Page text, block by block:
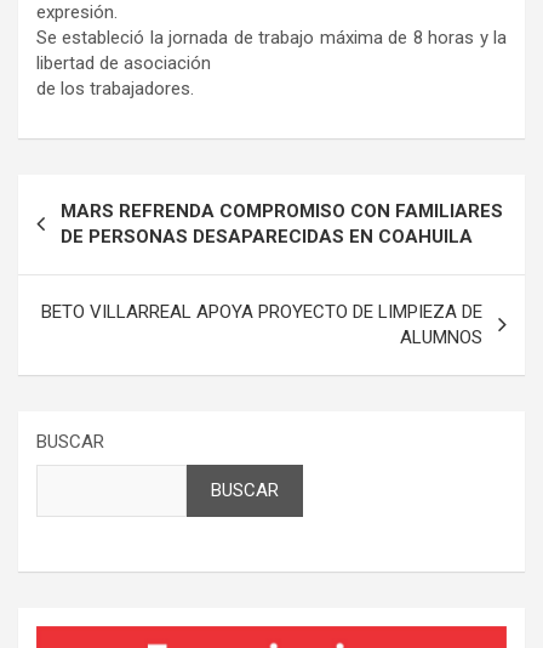
expresión.
Se estableció la jornada de trabajo máxima de 8 horas y la
libertad de asociación
de los trabajadores.
de
entradas
MARS REFRENDA COMPROMISO CON FAMILIARES
DE PERSONAS DESAPARECIDAS EN COAHUILA
BETO VILLARREAL APOYA PROYECTO DE LIMPIEZA DE
ALUMNOS
BUSCAR
BUSCAR